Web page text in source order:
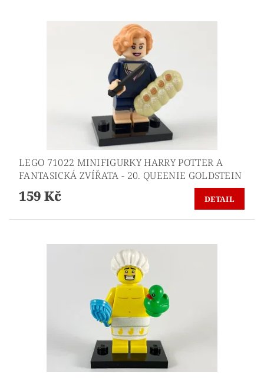
LEGO 71022 MINIFIGURKY HARRY POTTER A
FANTASICKÁ ZVÍŘATA - 20. QUEENIE GOLDSTEIN
159 Kč DETAIL